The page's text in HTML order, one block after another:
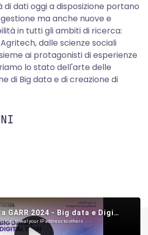
di dati oggi a disposizione portano
ma anche nuove e
in tutti gli ambiti di ricerca:
dalle scienze sociali
ai protagonisti di esperienze
lo stato dell'arte delle
di Big data e di creazione di